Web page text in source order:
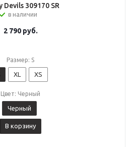
Devils 309170 SR
в наличии
2 790руб.
Размер: S
XL XS
Цвет: Черный
Черный
В корзину